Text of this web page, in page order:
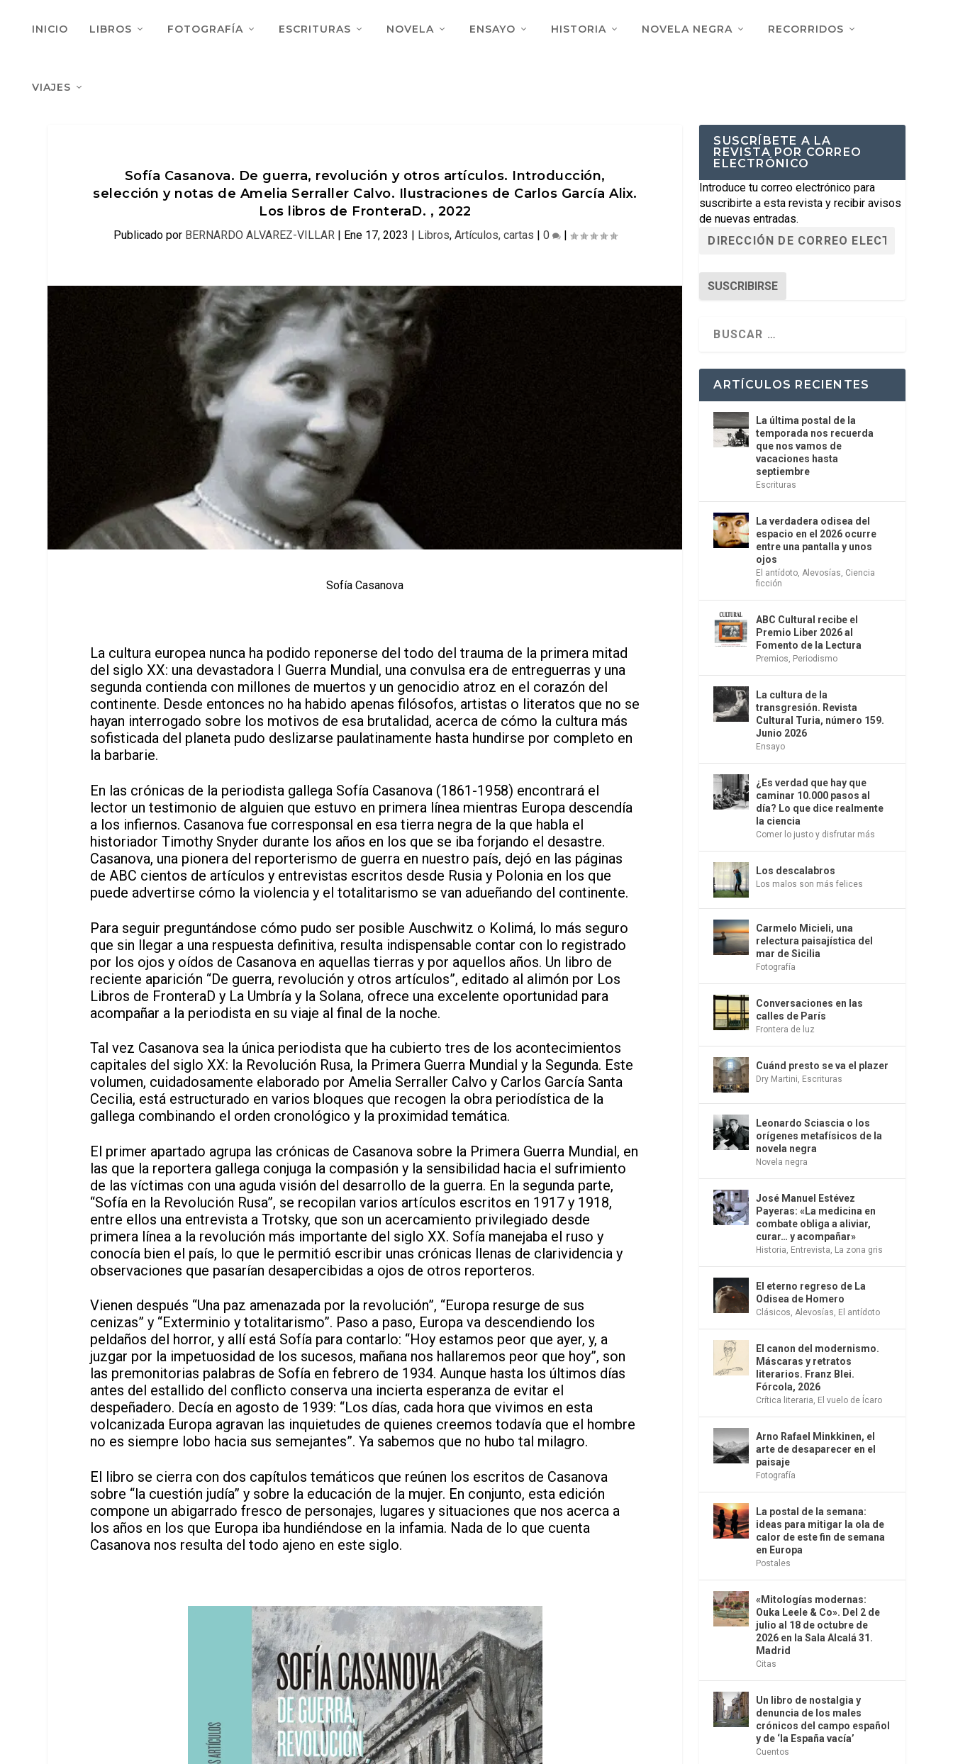
INICIO LIBROS FOTOGRAFÍA ESCRITURAS NOVELA ENSAYO HISTORIA NOVELA NEGRA RECORRIDOS
VIAJES
Sofía Casanova. De guerra, revolución y otros artículos. Introducción,
selección y notas de Amelia Serraller Calvo. Ilustraciones de Carlos García Alix.
Los libros de FronteraD. , 2022
Publicado por BERNARDO ALVAREZ-VILLAR | Ene 17, 2023 | Libros, Artículos, cartas | 0 |
Sofía Casanova
La cultura europea nunca ha podido reponerse del todo del trauma de la primera mitad
del siglo XX: una devastadora I Guerra Mundial, una convulsa era de entreguerras y una
segunda contienda con millones de muertos y un genocidio atroz en el corazón del
continente. Desde entonces no ha habido apenas filósofos, artistas o literatos que no se
hayan interrogado sobre los motivos de esa brutalidad, acerca de cómo la cultura más
sofisticada del planeta pudo deslizarse paulatinamente hasta hundirse por completo en
la barbarie.
En las crónicas de la periodista gallega Sofía Casanova (1861-1958) encontrará el
lector un testimonio de alguien que estuvo en primera línea mientras Europa descendía
a los infiernos. Casanova fue corresponsal en esa tierra negra de la que habla el
historiador Timothy Snyder durante los años en los que se iba forjando el desastre.
Casanova, una pionera del reporterismo de guerra en nuestro país, dejó en las páginas
de ABC cientos de artículos y entrevistas escritos desde Rusia y Polonia en los que
puede advertirse cómo la violencia y el totalitarismo se van adueñando del continente.
Para seguir preguntándose cómo pudo ser posible Auschwitz o Kolimá, lo más seguro
que sin llegar a una respuesta definitiva, resulta indispensable contar con lo registrado
por los ojos y oídos de Casanova en aquellas tierras y por aquellos años. Un libro de
reciente aparición “De guerra, revolución y otros artículos”, editado al alimón por Los
Libros de FronteraD y La Umbría y la Solana, ofrece una excelente oportunidad para
acompañar a la periodista en su viaje al final de la noche.
Tal vez Casanova sea la única periodista que ha cubierto tres de los acontecimientos
capitales del siglo XX: la Revolución Rusa, la Primera Guerra Mundial y la Segunda. Este
volumen, cuidadosamente elaborado por Amelia Serraller Calvo y Carlos García Santa
Cecilia, está estructurado en varios bloques que recogen la obra periodística de la
gallega combinando el orden cronológico y la proximidad temática.
El primer apartado agrupa las crónicas de Casanova sobre la Primera Guerra Mundial, en
las que la reportera gallega conjuga la compasión y la sensibilidad hacia el sufrimiento
de las víctimas con una aguda visión del desarrollo de la guerra. En la segunda parte,
“Sofía en la Revolución Rusa”, se recopilan varios artículos escritos en 1917 y 1918,
entre ellos una entrevista a Trotsky, que son un acercamiento privilegiado desde
primera línea a la revolución más importante del siglo XX. Sofía manejaba el ruso y
conocía bien el país, lo que le permitió escribir unas crónicas llenas de clarividencia y
observaciones que pasarían desapercibidas a ojos de otros reporteros.
Vienen después “Una paz amenazada por la revolución”, “Europa resurge de sus
cenizas” y “Exterminio y totalitarismo”. Paso a paso, Europa va descendiendo los
peldaños del horror, y allí está Sofía para contarlo: “Hoy estamos peor que ayer, y, a
juzgar por la impetuosidad de los sucesos, mañana nos hallaremos peor que hoy”, son
las premonitorias palabras de Sofía en febrero de 1934. Aunque hasta los últimos días
antes del estallido del conflicto conserva una incierta esperanza de evitar el
despeñadero. Decía en agosto de 1939: “Los días, cada hora que vivimos en esta
volcanizada Europa agravan las inquietudes de quienes creemos todavía que el hombre
no es siempre lobo hacia sus semejantes”. Ya sabemos que no hubo tal milagro.
El libro se cierra con dos capítulos temáticos que reúnen los escritos de Casanova
sobre “la cuestión judía” y sobre la educación de la mujer. En conjunto, esta edición
compone un abigarrado fresco de personajes, lugares y situaciones que nos acerca a
los años en los que Europa iba hundiéndose en la infamia. Nada de lo que cuenta
Casanova nos resulta del todo ajeno en este siglo.
SUSCRÍBETE A LA
REVISTA POR CORREO
ELECTRÓNICO
Introduce tu correo electrónico para
suscribirte a esta revista y recibir avisos
de nuevas entradas.
SUSCRIBIRSE
ARTÍCULOS RECIENTES
La última postal de la
temporada nos recuerda
que nos vamos de
vacaciones hasta
septiembre
Escrituras
La verdadera odisea del
espacio en el 2026 ocurre
entre una pantalla y unos
ojos
El antídoto,Alevosías, Ciencia
ficción
ABC Cultural recibe el
Premio Liber 2026 al
Fomento de la Lectura
Premios, Periodismo
La cultura de la
transgresión. Revista
Cultural Turia, número 159.
Junio 2026
Ensayo
¿Es verdad que hay que
caminar 10.000 pasos al
día? Lo que dice realmente
la ciencia
Comer lo justo y disfrutar más
Los descalabros
Los malos son más felices
Carmelo Micieli, una
relectura paisajística del
mar de Sicilia
Fotografía
Conversaciones en las
calles de París
Frontera de luz
Cuánd presto se va el plazer
Dry Martini, Escrituras
Leonardo Sciascia o los
orígenes metafísicos de la
novela negra
Novela negra
José Manuel Estévez
Payeras: «La medicina en
combate obliga a aliviar,
curar… y acompañar»
Historia, Entrevista, La zona gris
El eterno regreso de La
Odisea de Homero
Clásicos,Alevosías, El antídoto
El canon del modernismo.
Máscaras y retratos
literarios. Franz Blei.
Fórcola, 2026
Crítica literaria, El vuelo de Ícaro
Arno Rafael Minkkinen, el
arte de desaparecer en el
paisaje
Fotografía
La postal de la semana:
ideas para mitigar la ola de
calor de este fin de semana
en Europa
Postales
«Mitologías modernas:
Ouka Leele & Co». Del 2 de
julio al 18 de octubre de
2026 en la Sala Alcalá 31.
Madrid
Citas
Un libro de nostalgia y
denuncia de los males
crónicos del campo español
y de ‘la España vacía’
Cuentos